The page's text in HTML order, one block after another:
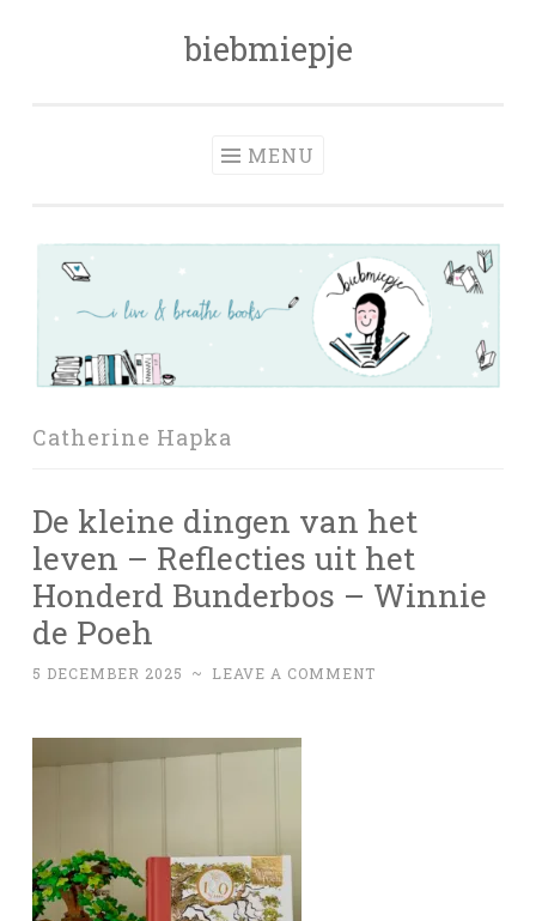
biebmiepje
MENU
Catherine Hapka
De kleine dingen van het
leven – Reflecties uit het
Honderd Bunderbos – Winnie
de Poeh
5 DECEMBER 2025 ~ LEAVE A COMMENT